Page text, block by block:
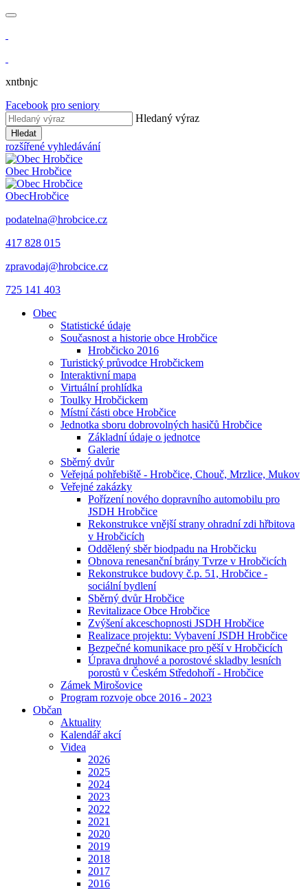
xntbnjc
Facebook pro seniory
Hledaný výraz
Hledat
rozšířené vyhledávání
Obec Hrobčice
ObecHrobčice
podatelna@hrobcice.cz
417 828 015
zpravodaj@hrobcice.cz
725 141 403
Obec
Statistické údaje
Současnost a historie obce Hrobčice
Hrobčicko 2016
Turistický průvodce Hrobčickem
Interaktivní mapa
Virtuální prohlídka
Toulky Hrobčickem
Místní části obce Hrobčice
Jednotka sboru dobrovolných hasičů Hrobčice
Základní údaje o jednotce
Galerie
Sběrný dvůr
Veřejná pohřebiště - Hrobčice, Chouč, Mrzlice, Mukov
Veřejné zakázky
Pořízení nového dopravního automobilu pro
JSDH Hrobčice
Rekonstrukce vnější strany ohradní zdi hřbitova
v Hrobčicích
Oddělený sběr biodpadu na Hrobčicku
Obnova renesanční brány Tvrze v Hrobčicích
Rekonstrukce budovy č.p. 51, Hrobčice -
sociální bydlení
Sběrný dvůr Hrobčice
Revitalizace Obce Hrobčice
Zvýšení akceschopnosti JSDH Hrobčice
Realizace projektu: Vybavení JSDH Hrobčice
Bezpečné komunikace pro pěší v Hrobčicích
Úprava druhové a porostové skladby lesních
porostů v Českém Středohoří - Hrobčice
Zámek Mirošovice
Program rozvoje obce 2016 - 2023
Občan
Aktuality
Kalendář akcí
Videa
2026
2025
2024
2023
2022
2021
2020
2019
2018
2017
2016